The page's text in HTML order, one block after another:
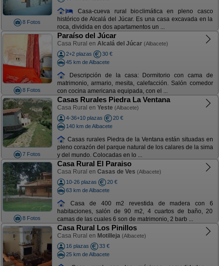
8 Fotos
Casa-cueva rural bioclimática en pleno casco
histórico de Alcalá del Júcar. Es una casa excavada en la
roca, dividida en dos apartamentos un ...
8 Fotos
Paraíso del Júcar
Casa Rural en Alcalá del Júcar (Albacete)
2+2 plazas
30 €
45 km de Albacete
Descripción de la casa: Dormitorio con cama de
matrimonio, armario, mesita, calefacción. Salón comedor
con cocina americana equipada, con el ...
7 Fotos
Casas Rurales Piedra La Ventana
Casa Rural en Yeste (Albacete)
4-36+10 plazas
20 €
140 km de Albacete
Casas rurales Piedra de la Ventana están situadas en
pleno corazón del parque natural de los calares de la sima
y del mundo. Colocadas en lo ...
8 Fotos
Casa Rural El Paraiso
Casa Rural en Casas de Ves (Albacete)
10-26 plazas
20 €
63 km de Albacete
Casa de 400 m2 revestida de madera con 6
habitaciones, salón de 90 m2, 4 cuartos de baño, 20
camas de las cuales 6 son de matrimonio, 2 barb ...
Casa Rural Los Pinillos
Casa Rural en Motilleja (Albacete)
16 plazas
33 €
25 km de Albacete